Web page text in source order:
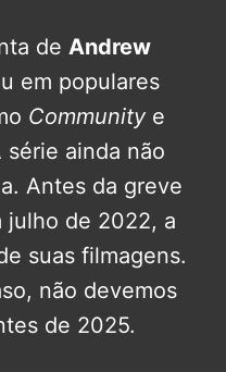
de Andrew
em populares
Community e
série ainda não
Antes da greve
julho de 2022, a
suas filmagens.
não devemos
de 2025.